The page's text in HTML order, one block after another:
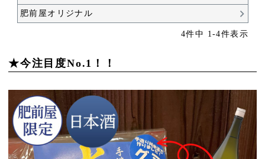
肥前屋オリジナル
4件中 1 -4件表示
★今注目度No.1！！